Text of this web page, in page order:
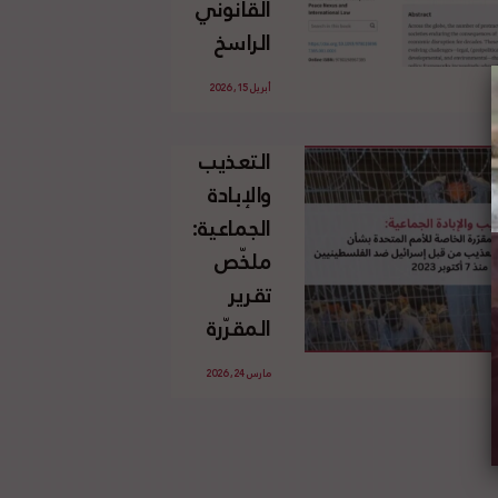
الإسرائيلي
غير
القانوني
الفلسطينية
القانوني
الراسخ
للاجئين
وحقهم
في العودة
بموجب
القانون
الدولي
أبريل 15, 2026
التعذيب
والإبادة
الجماعية:
ملخّص
تقرير
المقرّرة
الخاصة
مارس 24, 2026